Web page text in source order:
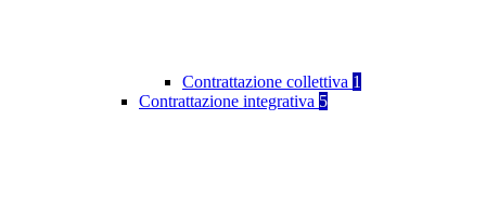
Contrattazione collettiva 1
Contrattazione integrativa 5